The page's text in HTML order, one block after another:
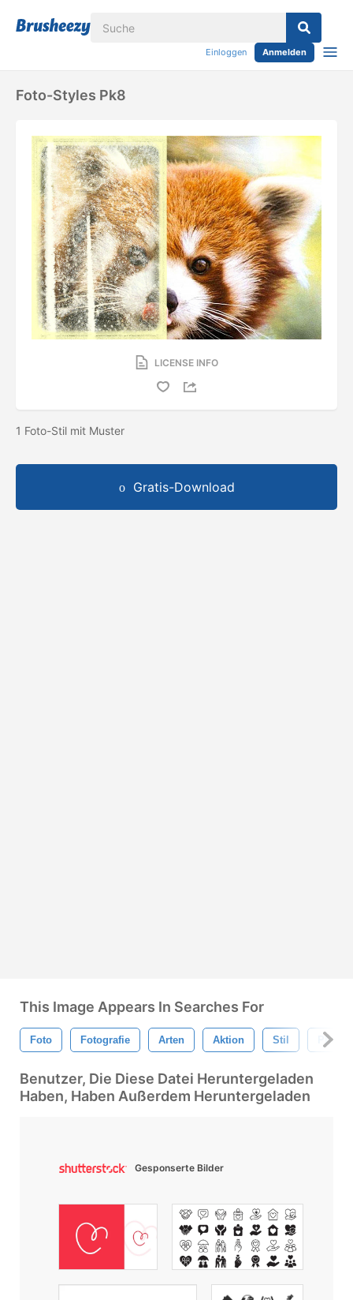
Einloggen Anmelden
Foto-Styles Pk8
LICENSE INFO
1 Foto-Stil mit Muster
Gratis-Download
This Image Appears In Searches For
Foto Fotografie Arten Aktion Stil
Benutzer, Die Diese Datei Heruntergeladen
Haben, Haben Außerdem Heruntergeladen
Gesponserte Bilder